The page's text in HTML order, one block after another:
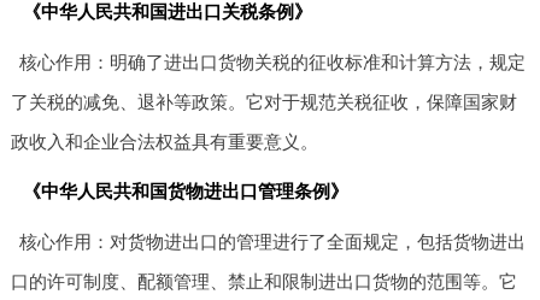
《中华人民共和国进出口关税条例》
核心作用：明确了进出口货物关税的征收标准和计算方法，规定
了关税的减免、退补等政策。它对于规范关税征收，保障国家财
政收入和企业合法权益具有重要意义。
《中华人民共和国货物进出口管理条例》
核心作用：对货物进出口的管理进行了全面规定，包括货物进出
口的许可制度、配额管理、禁止和限制进出口货物的范围等。它